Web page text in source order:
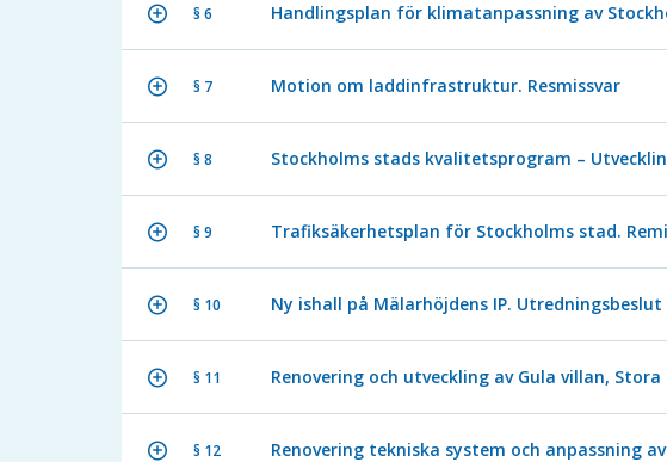
§ 6 Handlingsplan för klimatanpassning av
§ 7 Motion om laddinfrastruktur. Resmissvar
§ 8 Stockholms stads kvalitetsprogram –
§ 9 Trafiksäkerhetsplan för Stockholms stad.
§ 10 Ny ishall på Mälarhöjdens IP. Utredningsbeslut
§ 11 Renovering och utveckling av Gula villan,
§ 12 Renovering tekniska system och anpassning